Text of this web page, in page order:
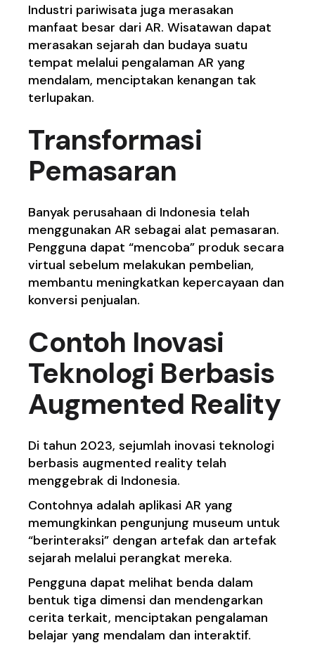
Industri pariwisata juga merasakan
manfaat besar dari AR. Wisatawan dapat
merasakan sejarah dan budaya suatu
tempat melalui pengalaman AR yang
mendalam, menciptakan kenangan tak
terlupakan.
Transformasi
Pemasaran
Banyak perusahaan di Indonesia telah
menggunakan AR sebagai alat pemasaran.
Pengguna dapat “mencoba” produk secara
virtual sebelum melakukan pembelian,
membantu meningkatkan kepercayaan dan
konversi penjualan.
Contoh Inovasi
Teknologi Berbasis
Augmented Reality
Di tahun 2023, sejumlah inovasi teknologi
berbasis augmented reality telah
menggebrak di Indonesia.
Contohnya adalah aplikasi AR yang
memungkinkan pengunjung museum untuk
“berinteraksi” dengan artefak dan artefak
sejarah melalui perangkat mereka.
Pengguna dapat melihat benda dalam
bentuk tiga dimensi dan mendengarkan
cerita terkait, menciptakan pengalaman
belajar yang mendalam dan interaktif.